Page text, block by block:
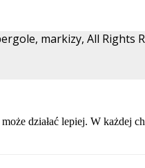
markizy, All Rights
działać lepiej. W każdej